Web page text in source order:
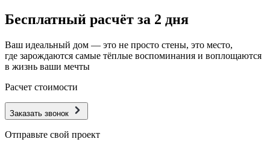
Бесплатный расчёт за 2 дня
Ваш идеальный дом — это не просто стены, это место,
где зарождаются самые тёплые воспоминания и воплощаются
в жизнь ваши мечты
Расчет стоимости
Заказать звонок
Отправьте свой проект